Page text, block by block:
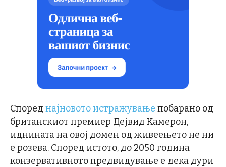
Според најновото истражување побарано од
британскиот премиер Дејвид Камерон,
иднината на овој домен од живеењето не ни
е розева. Според истото, до 2050 година
конзервативното предвидување е дека дури